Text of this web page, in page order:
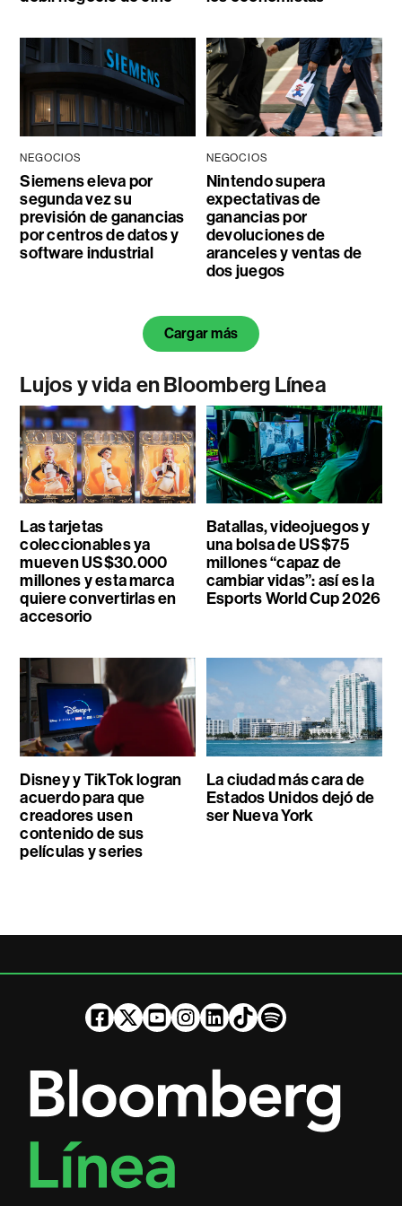
NEGOCIOS
Siemens eleva por
segunda vez su
previsión de ganancias
por centros de datos y
software industrial
NEGOCIOS
Nintendo supera
expectativas de
ganancias por
devoluciones de
aranceles y ventas de
dos juegos
Cargar más
Lujos y vida en Bloomberg Línea
Las tarjetas
coleccionables ya
mueven US$30.000
millones y esta marca
quiere convertirlas en
accesorio
Batallas, videojuegos y
una bolsa de US$75
millones “capaz de
cambiar vidas”: así es la
Esports World Cup 2026
Disney y TikTok logran
acuerdo para que
creadores usen
contenido de sus
películas y series
La ciudad más cara de
Estados Unidos dejó de
ser Nueva York